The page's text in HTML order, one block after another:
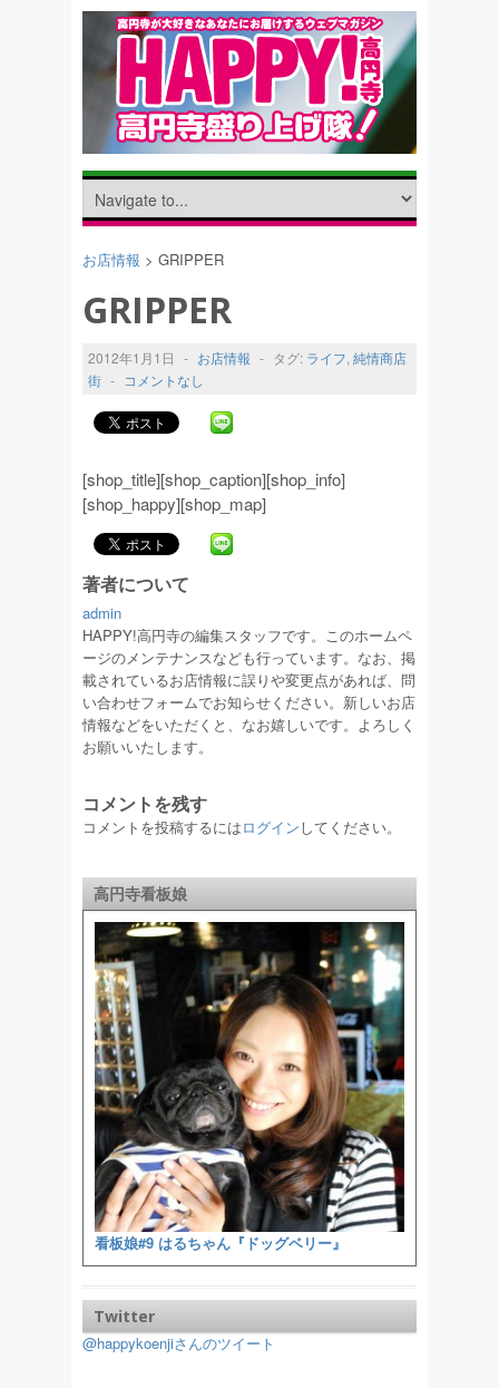
お店情報 > GRIPPER
GRIPPER
2012年1月1日 - お店情報 - タグ: ライフ, 純情商店
街 - コメントなし
[shop_title][shop_caption][shop_info]
[shop_happy][shop_map]
著者について
admin
HAPPY!高円寺の編集スタッフです。このホームペ
ージのメンテナンスなども行っています。なお、掲
載されているお店情報に誤りや変更点があれば、問
い合わせフォームでお知らせください。新しいお店
情報などをいただくと、なお嬉しいです。よろしく
お願いいたします。
コメントを残す
コメントを投稿するにはログインしてください。
高円寺看板娘
看板娘#9 はるちゃん『ドッグベリー』
Twitter
@happykoenjiさんのツイート